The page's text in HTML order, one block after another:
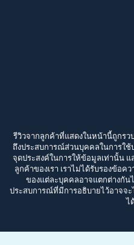
รีวิวจากลูกค้าที่แสดงในหน้านี้ถูกรว
ถึงประสบการณ์ส่วนบุคคลในการใช้
จุดประสงค์ในการให้ข้อมูลเท่านั้น
ลูกค้าของเรา เราไม่ได้รับรองข้อ
ของแต่ละบุคคลอาจแตกต่างกัน
ประสบการณ์ที่มีการอธิบายไว้อาจจ
ไ